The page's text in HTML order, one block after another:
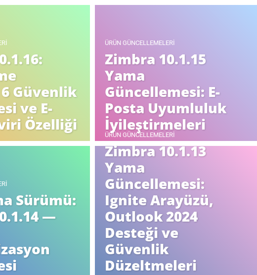
Güvenlik
ve E-
Özelliği
ÜRÜN GÜNCELLEMELERI
Zimbra 10.1.15
Yama
Güncellemesi: E-
Posta Uyumluluk
İyileştirmeleri
Sürümü:
—
ÜRÜN GÜNCELLEMELERI
Zimbra 10.1.13
Yama
Güncellemesi:
Ignite Arayüzü,
Outlook 2024
Desteği ve
Güvenlik
Düzeltmeleri